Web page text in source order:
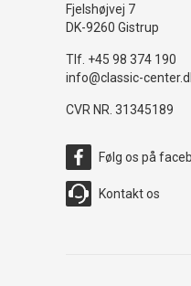
Fjelshøjvej 7
DK-9260 Gistrup
Tlf. +45 98 374 190
info@classic-
CVR NR. 31345189
Følg os på
Kontakt os